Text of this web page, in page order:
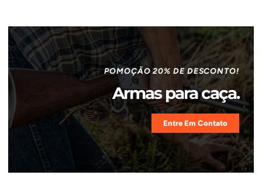
POMOÇÃO 20% DE DESCONTO!
Armas para caça.
Entre Em Contato